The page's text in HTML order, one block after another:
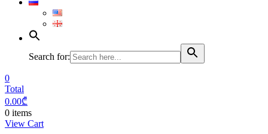
Search for:
0
Total
0.00₾
0 items
View Cart